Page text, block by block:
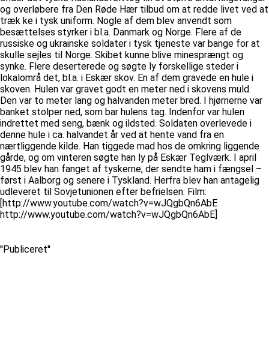
og overløbere fra Den Røde Hær tilbud om at redde livet ved at
træk­ ke i tysk uniform. Nogle af dem blev anvendt som
besættelses­ styrker i bl.a. Danmark og Norge. Flere af de
russiske og ukrainske soldater i tysk tjeneste var bange for at
skulle sejles til Norge. Skibet kunne blive minesprængt og
synke. Flere deserterede og søgte ly forskellige steder i
lokalområ­ det, bl.a. i Eskær skov. En af dem gravede en hule i
skoven. Hulen var gravet godt en meter ned i skovens muld.
Den var to meter lang og halvanden meter bred. I hjørnerne var
banket stolper ned, som bar hulens tag. Indenfor var hulen
indrettet med seng, bænk og ildsted. Soldaten overlevede i
denne hule i ca. halvandet år ved at hente vand fra en
nærtliggende kilde. Han tiggede mad hos de omkring­ liggende
gårde, og om vinteren søgte han ly på Eskær Teglværk. I april
1945 blev han fanget af tyskerne, der sendte ham i fængsel –
først i Aalborg og senere i Tyskland. Herfra blev han antagelig
udleveret til Sovjetunionen efter befrielsen. Film:
[http://www.youtube.com/watch?v=wJQgbQn6AbE
http://www.youtube.com/watch?v=wJQgbQn6AbE]
''Publiceret''